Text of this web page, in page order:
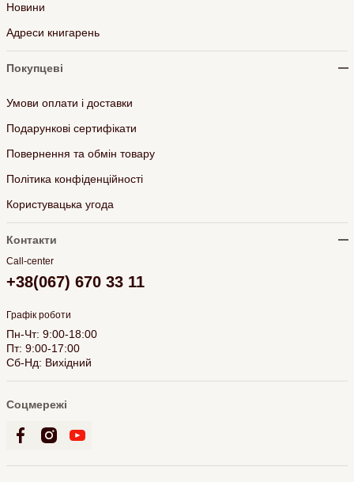
Новини
Адреси книгарень
Покупцеві
Умови оплати і доставки
Подарункові сертифікати
Повернення та обмін товару
Політика конфіденційності
Користувацька угода
Контакти
Call-center
+38(067) 670 33 11
Графік роботи
Пн-Чт: 9:00-18:00
Пт: 9:00-17:00
Сб-Нд: Вихідний
Соцмережі